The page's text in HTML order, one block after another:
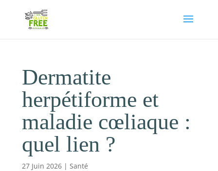
Dermatite
herpétiforme et
maladie cœliaque :
quel lien ?
27 Juin 2026| Santé